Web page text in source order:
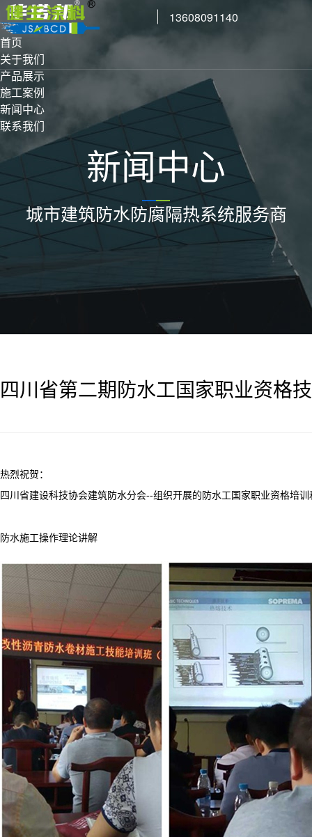
13608091140
首页
关于我们
产品展示
施工案例
新闻中心
联系我们
新闻中心
城市建筑防水防腐隔热系统服务商
四川省第二期防水工国家职业资格
热烈祝贺：
四川省建设科技协会建筑防水分会--组织开展的防水工国家职业资格培
防水施工操作理论讲解